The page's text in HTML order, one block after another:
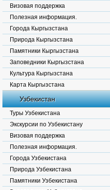
Визовая поддержка
Полезная информация.
Города Кыргызстана
Природа Кыргызстана
Памятники Кыргызстана
Заповедники Кыргызстана
Культура Кыргызстана
Карта Кыргызстана
Узбекистан
Туры Узбекистана
Экскурсии по Узбекистану
Визовая поддержка
Полезная информация.
Города Узбекистана
Природа Узбекистана
Памятники Узбекистана